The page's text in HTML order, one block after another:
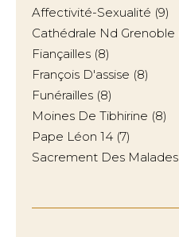
Affectivité-Sexualité (9)
Cathédrale Nd Grenoble
Fiançailles (8)
François D'assise (8)
Funérailles (8)
Moines De Tibhirine (8)
Pape Léon 14 (7)
Sacrement Des Malades